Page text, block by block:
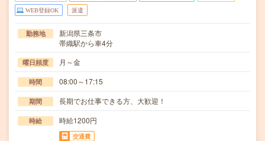
WEB登録OK 派遣
勤務地
新潟県三条市
帯織駅から車4分
曜日頻度 月～金
時間 08:00～17:15
期間 長期でお仕事できる方、大歓迎！
時給 時給1200円
交通費